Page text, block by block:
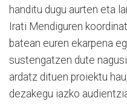
handitu dugu aurten eta
Irati Mendiguren
batean euren ekarpena
sustengatzen dute
ardatz dituen proiektu
dezakegu iazko